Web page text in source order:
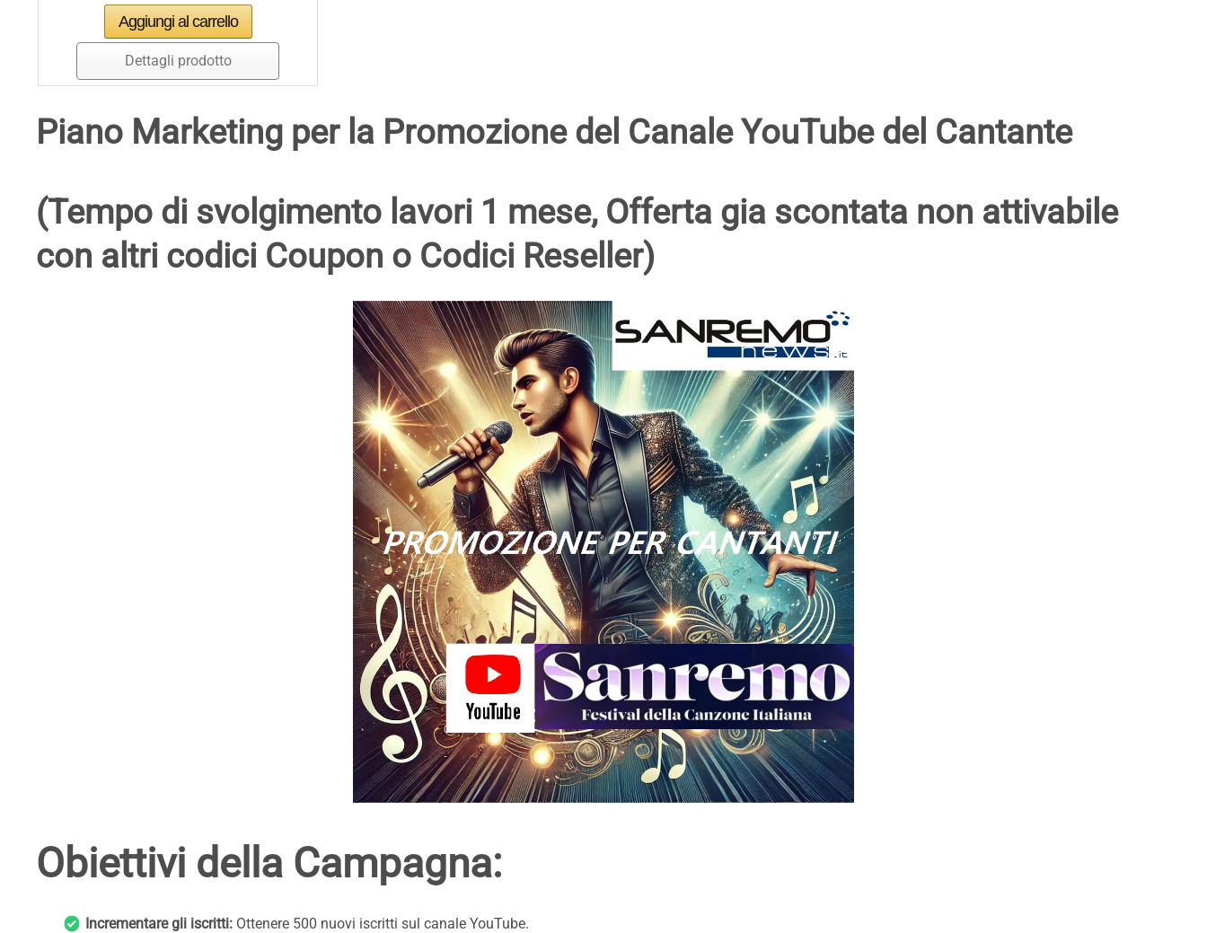
Dettagli prodotto
Piano Marketing per la Promozione del Canale YouTube del Cantante
(Tempo di svolgimento lavori 1 mese, Offerta gia scontata non attivabile
con altri codici Coupon o Codici Reseller)
Obiettivi della Campagna:
Incrementare gli iscritti: Ottenere 500 nuovi iscritti sul canale YouTube.